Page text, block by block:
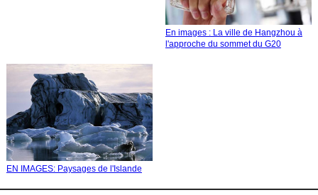
En images : La ville de Hangzhou à
l'approche du sommet du G20
EN IMAGES: Paysages de l'Islande